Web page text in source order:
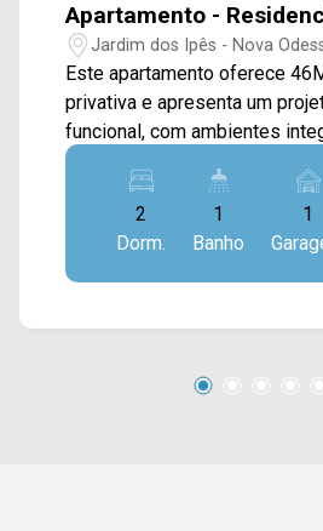
Apartamento -
Jardim dos Ipês - Nova
Este apartamento oferece
privativa e apresenta um
funcional, com ambientes
excelente aproveitamento dos
uma ótima opção para quem
praticidade e um excelente
área social reúne sala de
em um ambiente acolhedor,
o dia a dia e uma sensação de
ainda mais funcional. A sacada com vista livre é
2
Dorm.
1
Banho
1